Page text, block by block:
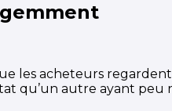
les acheteurs
qu’un autre ayant peu